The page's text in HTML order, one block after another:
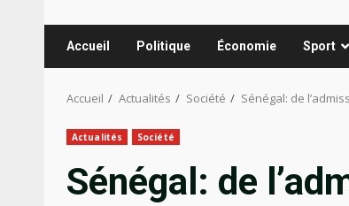
Accueil Politique Économie Sport
Accueil Actualités Société Sénégal: de
Actualités Société
Sénégal: de